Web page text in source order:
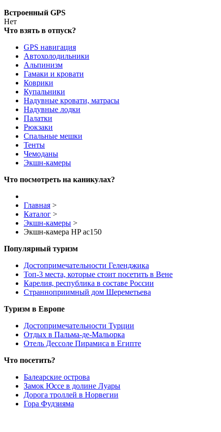
Встроенный GPS
Нет
Что взять в отпуск?
GPS навигация
Автохолодильники
Альпинизм
Гамаки и кровати
Коврики
Купальники
Надувные кровати, матрасы
Надувные лодки
Палатки
Рюкзаки
Спальные мешки
Тенты
Чемоданы
Экшн-камеры
Что посмотреть на каникулах?
Главная >
Каталог >
Экшн-камеры >
Экшн-камера HP ac150
Популярный туризм
Достопримечательности Геленджика
Топ-3 места, которые стоит посетить в Вене
Карелия, республика в составе России
Странноприимный дом Шереметьева
Туризм в Европе
Достопримечательности Турции
Отдых в Пальма-де-Мальорка
Отель Дессоле Пирамиса в Египте
Что посетить?
Балеарские острова
Замок Юссе в долине Луары
Дорога троллей в Норвегии
Гора Фудзияма